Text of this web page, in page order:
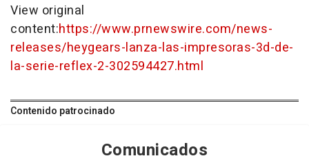
View original
content:https://www.prnewswire.com/news-
releases/heygears-lanza-las-impresoras-3d-de-
la-serie-reflex-2-302594427.html
Contenido patrocinado
Comunicados